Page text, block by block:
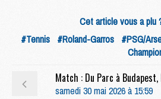
Cet article vous a plu
#Tennis #Roland-Garros #PSG/
samedi 30 mai 2026 à 15:59